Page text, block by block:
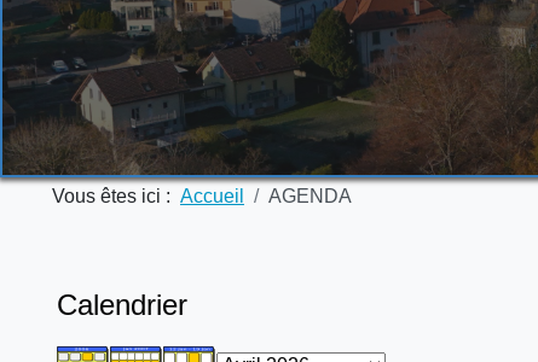
Vous êtes ici : Accueil AGENDA
Calendrier